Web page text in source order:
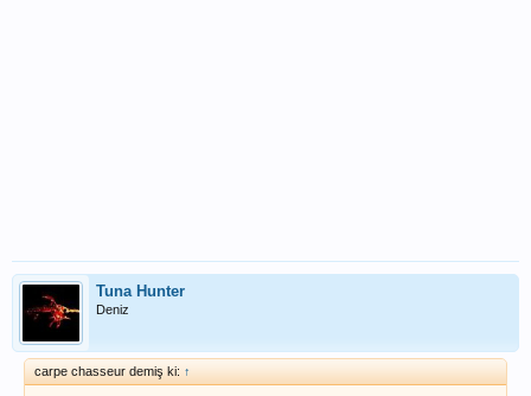
Tuna Hunter
Deniz
carpe chasseur demiş ki: ↑